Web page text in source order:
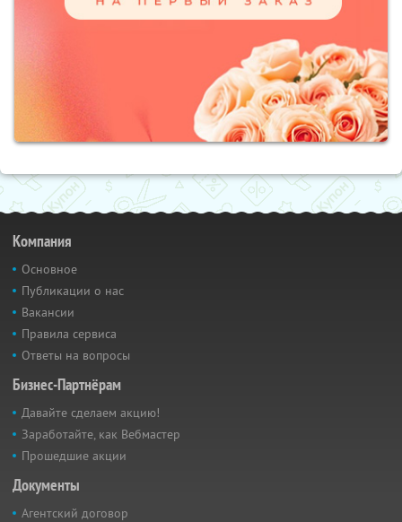
Компания
Основное
Публикации о нас
Вакансии
Правила сервиса
Ответы на вопросы
Бизнес-Партнёрам
Давайте сделаем акцию!
Заработайте, как Вебмастер
Прошедшие акции
Документы
Агентский договор